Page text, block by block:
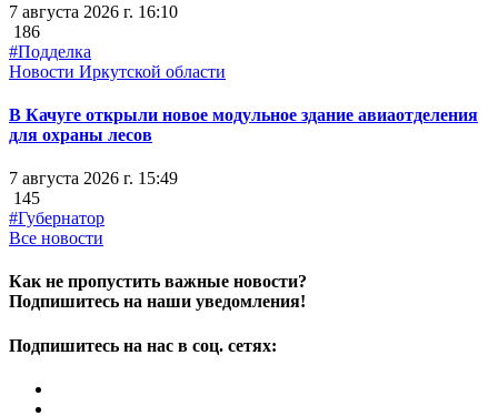
7 августа 2026 г. 16:10
186
#Подделка
Новости Иркутской области
В Качуге открыли новое модульное здание авиаотделения
для охраны лесов
7 августа 2026 г. 15:49
145
#Губернатор
Все новости
Как не пропустить важные новости?
Подпишитесь на наши уведомления!
Подпишитесь на нас в соц. сетях: